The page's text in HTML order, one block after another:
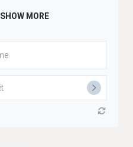
SHOW MORE